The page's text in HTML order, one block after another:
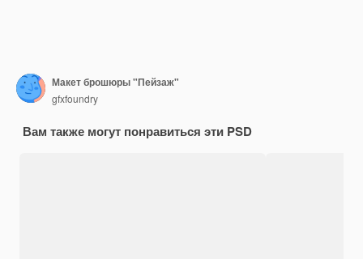
Макет брошюры "Пейзаж"
gfxfoundry
Вам также могут понравиться эти PSD